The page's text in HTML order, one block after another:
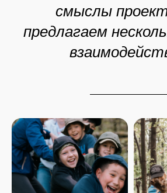
смыслы
предлагаем